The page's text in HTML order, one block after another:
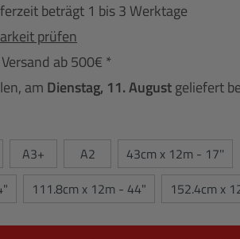
beträgt 1 bis 3 Werktage
prüfen
ab 500€ *
am Dienstag, 11. Augustgeliefert
A3+ A2
43cm x 12m - 17''
111.8cm x 12m - 44" 152.4cm x